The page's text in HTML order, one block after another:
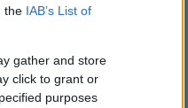
the IAB’s List of
gather and store
click to grant or
purposes